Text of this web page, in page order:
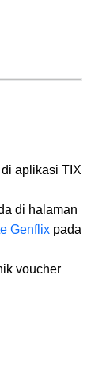
aplikasi TIX
di halaman
Genflix pada
voucher